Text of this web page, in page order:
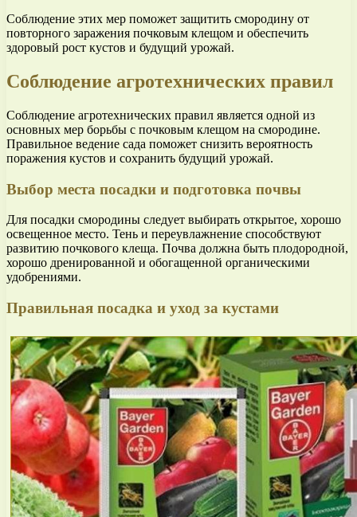
Соблюдение этих мер поможет защитить смородину от
повторного заражения почковым клещом и обеспечить
здоровый рост кустов и будущий урожай.
Соблюдение агротехнических правил
Соблюдение агротехнических правил является одной из
основных мер борьбы с почковым клещом на смородине.
Правильное ведение сада поможет снизить вероятность
поражения кустов и сохранить будущий урожай.
Выбор места посадки и подготовка почвы
Для посадки смородины следует выбирать открытое, хорошо
освещенное место. Тень и переувлажнение способствуют
развитию почкового клеща. Почва должна быть плодородной,
хорошо дренированной и обогащенной органическими
удобрениями.
Правильная посадка и уход за кустами